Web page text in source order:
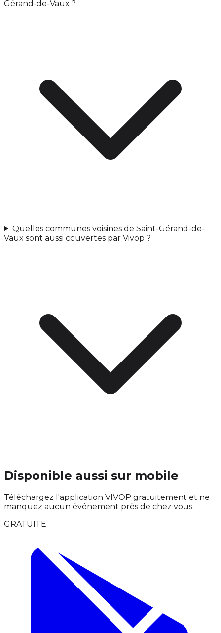
Gérand-de-Vaux ?
Quelles communes voisines de Saint-Gérand-de-
Vaux sont aussi couvertes par Vivop ?
Disponible aussi sur mobile
Téléchargez l'application VIVOP gratuitement et ne
manquez aucun événement près de chez vous.
GRATUITE